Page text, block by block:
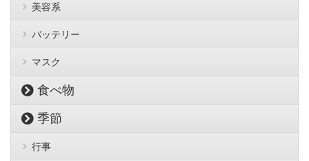
美容系
バッテリー
マスク
食べ物
季節
行事